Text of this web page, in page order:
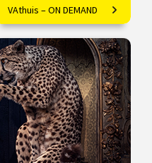
Een verdwijnend element
van ons Nederlandse
landschap
€ 17.50
6
afleveringen
Speeltijd 1 uur
VAthuis
VAthuis – ON DEMAND